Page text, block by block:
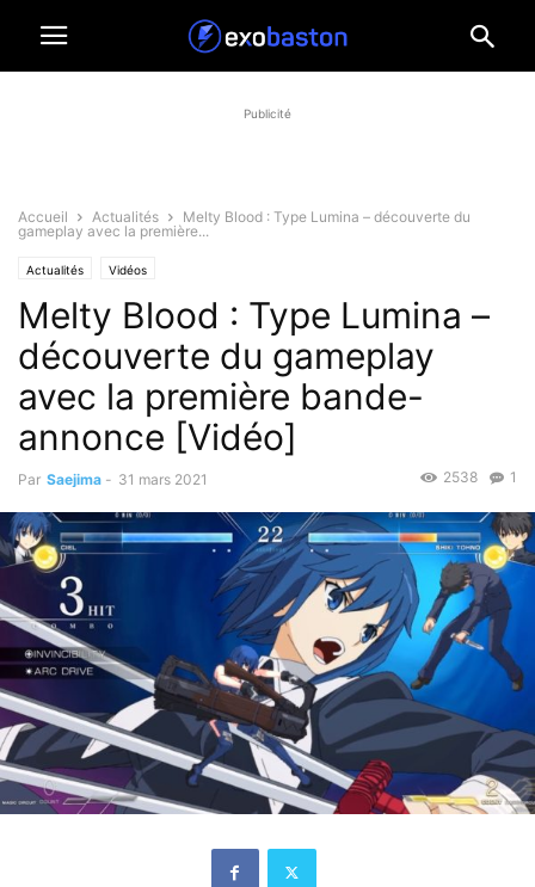
Publicité
Accueil Actualités
Melty Blood : Type Lumina – découverte du
gameplay avec la première...
Actualités Vidéos
Melty Blood : Type Lumina –
découverte du gameplay
avec la première bande-
annonce [Vidéo]
Par Saejima - 31 mars 2021 1
2538